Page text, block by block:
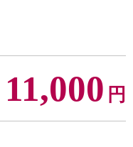
11,000 円